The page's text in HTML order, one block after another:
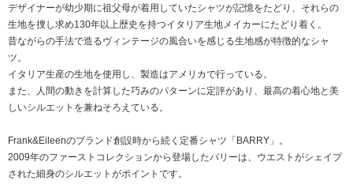
デザイナーが幼少期に祖父母が着用していたシャツが記憶をたどり、それらの
生地を捜し求め130年以上歴史を持つイタリア生地メイカーにたどり着く。
昔ながらの手法で造るヴィンテージの風合いを感じる生地感が特徴的なシャ
ツ。
イタリア生産の生地を使用し、製造はアメリカで行っている。
また、人間の動きを計算した巧みのパターンに定評があり、最高の着心地と美
しいシルエットを兼ねそろえている。
Frank&Eileenのブランド創設時から続く定番シャツ「BARRY」。
2009年のファーストコレクションから登場したバリーは、ウエストがシェイプ
された細身のシルエットがポイントです。